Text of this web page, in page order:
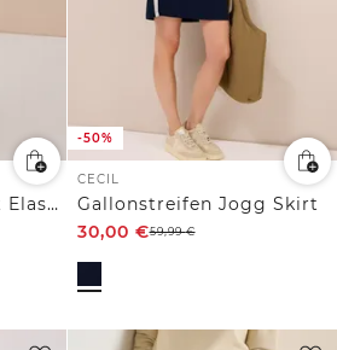
Knielanger Rock mit Elastikbund
-50%
CECIL
Gallonstreifen Jogg Skirt
30,00 €59,99€